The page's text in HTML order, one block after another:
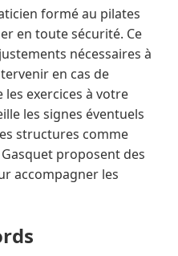
formé au pilates
en toute sécurité. Ce
nécessaires à
en cas de
exercices à votre
les signes éventuels
structures comme
proposent des
accompagner les